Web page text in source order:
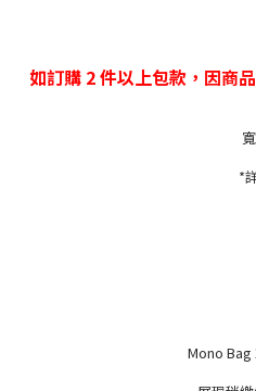
如訂購 2 件以上包款，因商
*
Mono